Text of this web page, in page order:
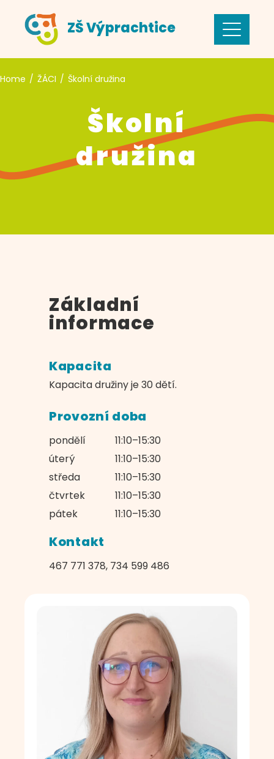
ZŠ Výprachtice
Školní
družina
Home ŽÁCI Školní družina
Základní
informace
Kapacita
Kapacita družiny je 30 dětí.
Provozní doba
pondělí
11:10–15:30
úterý
11:10–15:30
středa
11:10–15:30
čtvrtek
11:10–15:30
pátek
11:10–15:30
Kontakt
467 771 378, 734 599 486